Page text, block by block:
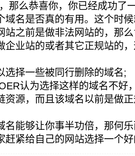
那么恭喜你，你已经成功了
域名是否真的有用。这个时
站之前是做非法网站的，那
企业站的或者其它正规站的
择一些被同行删除的域名;
认为选择这样的域名不好
资源，而且该域名以前是做
能够让你事半功倍，那何乐
赶紧给自己的网站选择一个